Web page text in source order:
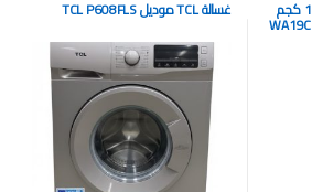
غسالة سامسونج فتحة علوية 19 كجم غسالة TCL موديل TCL P608FLS